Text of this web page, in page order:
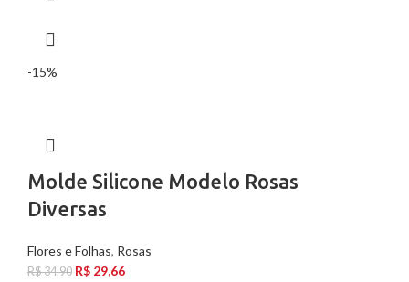
-15%
Molde Silicone Modelo Rosas
Diversas
Flores e Folhas, Rosas
R$34,90 R$ 29,66